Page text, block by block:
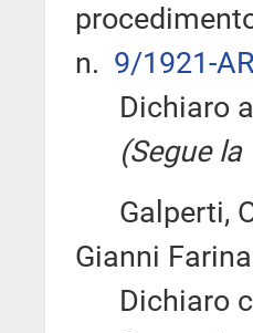
n. 9/1921-
Dichiaro
(Segue la
Galperti,
Gianni
Dichiaro